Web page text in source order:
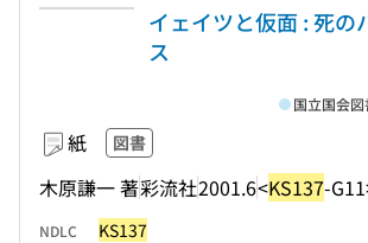
イェイツと仮面 : 死の
ス
紙 図書
木原謙一 著彩流社2001.6<KS137-
国立国会
NDLC KS137